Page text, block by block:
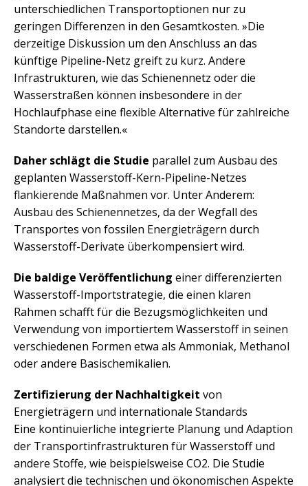
unterschiedlichen Transportoptionen nur zu
geringen Differenzen in den Gesamtkosten. »Die
derzeitige Diskussion um den Anschluss an das
künftige Pipeline-Netz greift zu kurz. Andere
Infrastrukturen, wie das Schienennetz oder die
Wasserstraßen können insbesondere in der
Hochlaufphase eine flexible Alternative für zahlreiche
Standorte darstellen.«
Daher schlägt die Studie parallel zum Ausbau des
geplanten Wasserstoff-Kern-Pipeline-Netzes
flankierende Maßnahmen vor. Unter Anderem:
Ausbau des Schienennetzes, da der Wegfall des
Transportes von fossilen Energieträgern durch
Wasserstoff-Derivate überkompensiert wird.
Die baldige Veröffentlichung einer differenzierten
Wasserstoff-Importstrategie, die einen klaren
Rahmen schafft für die Bezugsmöglichkeiten und
Verwendung von importiertem Wasserstoff in seinen
verschiedenen Formen etwa als Ammoniak, Methanol
oder andere Basischemikalien.
Zertifizierung der Nachhaltigkeit von
Energieträgern und internationale Standards
Eine kontinuierliche integrierte Planung und Adaption
der Transportinfrastrukturen für Wasserstoff und
andere Stoffe, wie beispielsweise CO2. Die Studie
analysiert die technischen und ökonomischen Aspekte